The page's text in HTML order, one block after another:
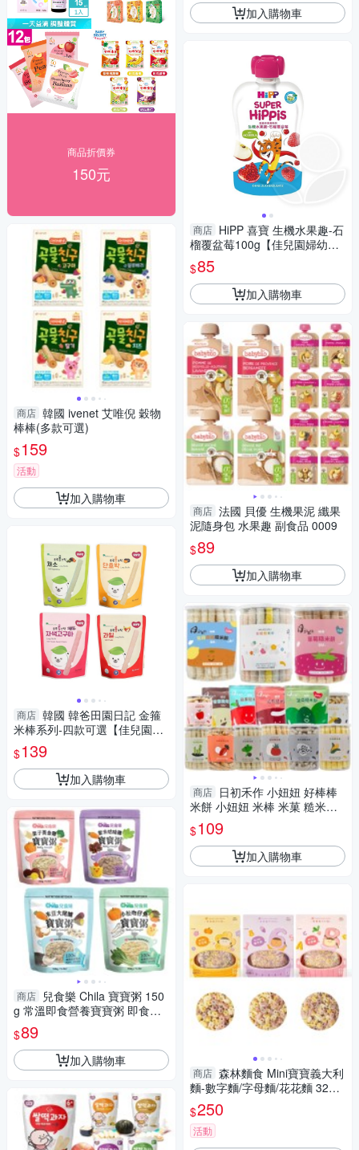
商品折價券
150元
商店 韓國 ivenet 艾唯倪 穀物
棒棒(多款可選)
$159
活動
加入購物車
商店 韓國 韓爸田園日記 金箍
米棒系列-四款可選【佳兒園婦
幼館】
$139
加入購物車
商店 兒食樂 Chila 寶寶粥 150
g 常溫即食營養寶寶粥 即食粥
副食品 2042 幸福米寶
$89
加入購物車
加入購物車
商店 HiPP 喜寶 生機水果趣-石
榴覆盆莓100g【佳兒園婦幼
館】
$85
加入購物車
商店 法國 貝優 生機果泥 纖果
泥隨身包 水果趣 副食品 0009
$89
加入購物車
商店 日初禾作 小妞妞 好棒棒
米餅 小妞妞 米棒 米菓 糙米棒
副食品
$109
加入購物車
商店 森林麵食 Mini寶寶義大利
麵-數字麵/字母麵/花花麵 320g/
盒｜適合8個月以上｜造型麵｜
寶寶麵條
$250
活動